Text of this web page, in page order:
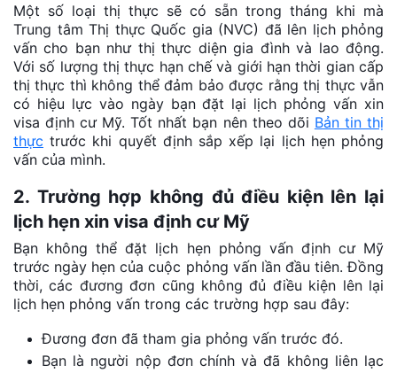
Một số loại thị thực sẽ có sẵn trong tháng khi mà
Trung tâm Thị thực Quốc gia (NVC) đã lên lịch phỏng
vấn cho bạn như thị thực diện gia đình và lao động.
Với số lượng thị thực hạn chế và giới hạn thời gian cấp
thị thực thì không thể đảm bảo được rằng thị thực vẫn
có hiệu lực vào ngày bạn đặt lại lịch phỏng vấn xin
visa định cư Mỹ. Tốt nhất bạn nên theo dõi Bản tin thị
thực trước khi quyết định sắp xếp lại lịch hẹn phỏng
vấn của mình.
2. Trường hợp không đủ điều kiện lên lại
lịch hẹn xin visa định cư Mỹ
Bạn không thể đặt lịch hẹn phỏng vấn định cư Mỹ
trước ngày hẹn của cuộc phỏng vấn lần đầu tiên. Đồng
thời, các đương đơn cũng không đủ điều kiện lên lại
lịch hẹn phỏng vấn trong các trường hợp sau đây:
Đương đơn đã tham gia phỏng vấn trước đó.
Bạn là người nộp đơn chính và đã không liên lạc